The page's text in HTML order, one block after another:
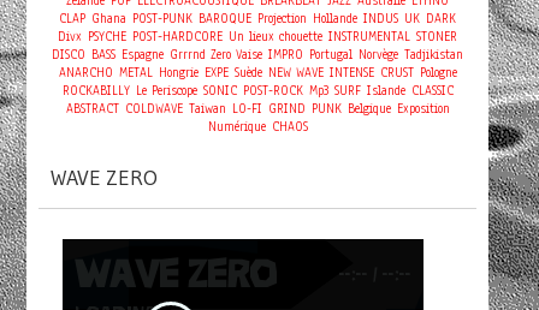
CLAP Ghana POST-PUNK BAROQUE Projection Hollande INDUS UK DARK
Divx PSYCHE POST-HARDCORE Un lieux chouette INSTRUMENTAL STONER
DISCO BASS Espagne Grrrnd Zero Vaise IMPRO Portugal Norvège Tadjikistan
ANARCHO METAL Hongrie EXPE Suède NEW WAVE INTENSE CRUST Pologne
ROCKABILLY Le Periscope SONIC POST-ROCK Mp3 SURF Islande CLASSIC
ABSTRACT COLDWAVE Taiwan LO-FI GRIND PUNK Belgique Exposition
Numérique CHAOS
WAVE ZERO